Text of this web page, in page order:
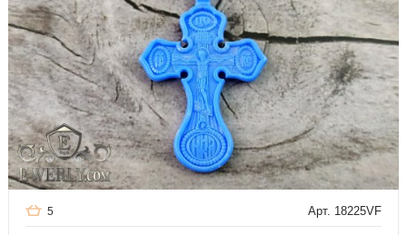
Арт. 18225VF
5